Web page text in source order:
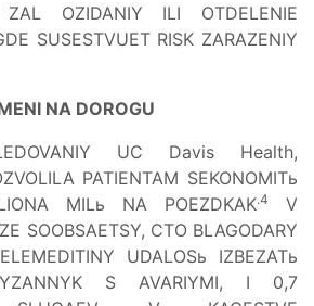
ZAL OZIDANIY ILI OTDELENIE
SUSESTVUET RISK ZARAZENIY
NA DOROGU
UC Davis Health,
PATIENTAM SEKONOMITь
MILь NA POEZDKAK.4
V
SOOBSAETSY, CTO BLAGODARY
UDALOSь IZBEZATь
S AVARIYMI, I 0,7